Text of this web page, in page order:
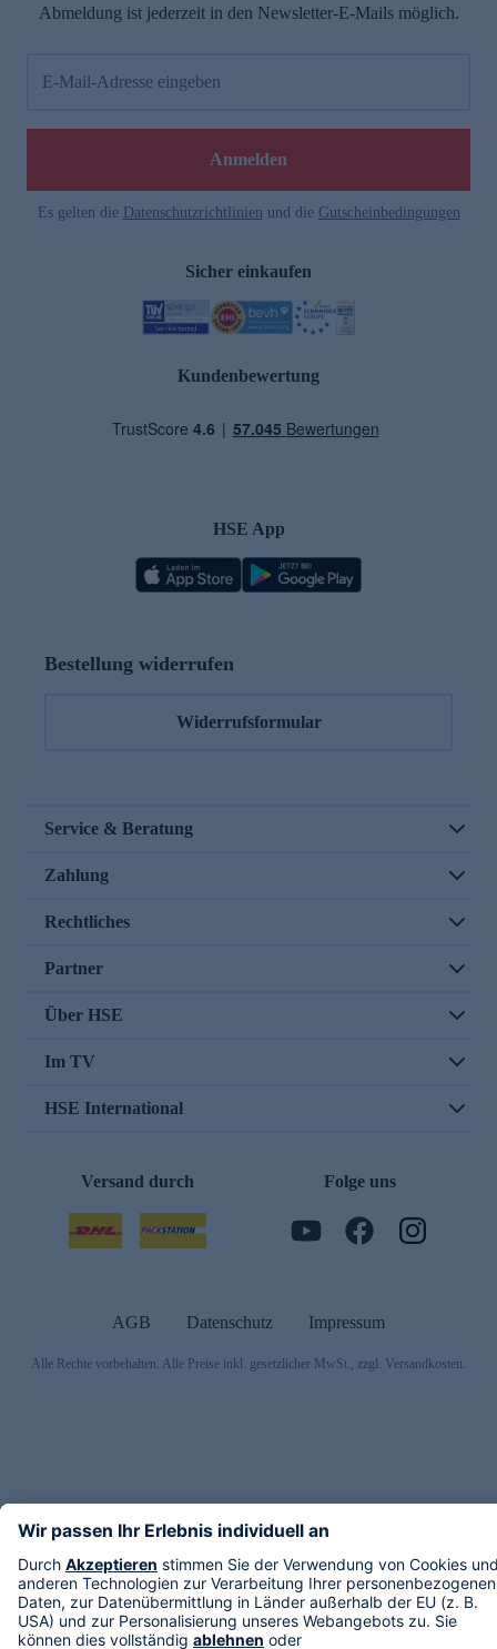
Abmeldung ist jederzeit in den Newsletter-E-Mails möglich.
E-Mail-Adresse eingeben
Anmelden
Es gelten die Datenschutzrichtlinien und die Gutscheinbedingungen
Sicher einkaufen
Kundenbewertung
HSE App
Bestellung widerrufen
Widerrufsformular
Service & Beratung
Zahlung
Rechtliches
Partner
Über HSE
Im TV
HSE International
Versand durch Folge uns
AGB Datenschutz Impressum
Alle Rechte vorbehalten. Alle Preise inkl. gesetzlicher MwSt., zzgl. Versandkosten.